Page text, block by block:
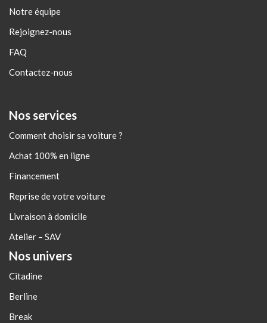
Notre équipe
Rejoignez-nous
FAQ
Contactez-nous
Nos services
Comment choisir sa voiture ?
Achat 100% en ligne
Financement
Reprise de votre voiture
Livraison à domicile
Atelier – SAV
Nos univers
Citadine
Berline
Break